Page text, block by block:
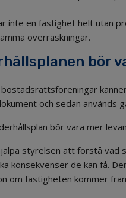
inte en fastighet helt utan
överraskningar.
bör
och sedan används
bör vara mer
styrelsen att förstå vad
konsekvenser de kan få.
om fastigheten kommer